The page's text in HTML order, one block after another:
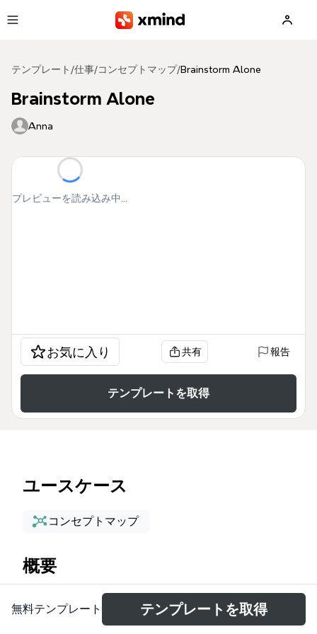
テンプレート /仕事/コンセプトマップ/Brainstorm Alone
Brainstorm Alone
Anna
プレビューを読み込み中...
お気に入り 共有 報告
テンプレートを取得
ユースケース
コンセプトマップ
概要
The Brainstorm Alone mind map template helps
individuals generate ideas, organize thoughts, and
無料テンプレート テンプレートを取得